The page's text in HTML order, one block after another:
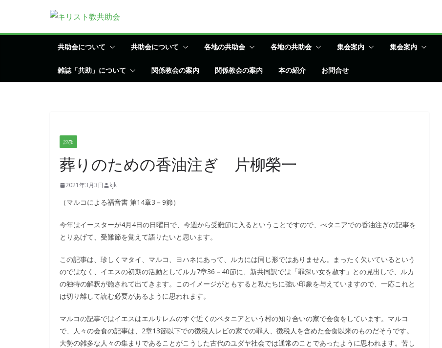
テ
共助会について 共助会について 各地の共助会 各地の共助会 集会案内 集会案内
雑誌「共助」について 関係教会の案内 関係教会の案内 本の紹介 お問合せ
説教
葬りのための香油注ぎ 片柳榮一
2021年3月3日 kjk
（マルコによる福音書 第14章3－9節）
今年はイースターが4月4日の日曜日で、今週から受難節に入るということですので、べタニアでの香油注ぎの記事を
とりあげて、受難節を覚えて語りたいと思います。
この記事は、珍しくマタイ、マルコ、ヨハネにあって、ルカには同じ形ではありません。まったく欠いているという
のではなく、イエスの初期の活動としてルカ7章36－40節に、新共同訳では「罪深い女を赦す」との見出しで、ルカ
の独特の解釈が施されて出てきます。このイメージがともすると私たちに強い印象を与えていますので、一応これと
は切り離して読む必要があるように思われます。
マルコの記事ではイエスはエルサレムのすぐ近くのベタニアという村の知り合いの家で会食をしています。マルコ
で、人々の会食の記事は、2章13節以下での徴税人レビの家での罪人、徴税人を含めた会食以来のものだそうです。
大勢の雑多な人々の集まりであることがこうした古代のユダヤ社会では通常のことであったように思われます。苦し